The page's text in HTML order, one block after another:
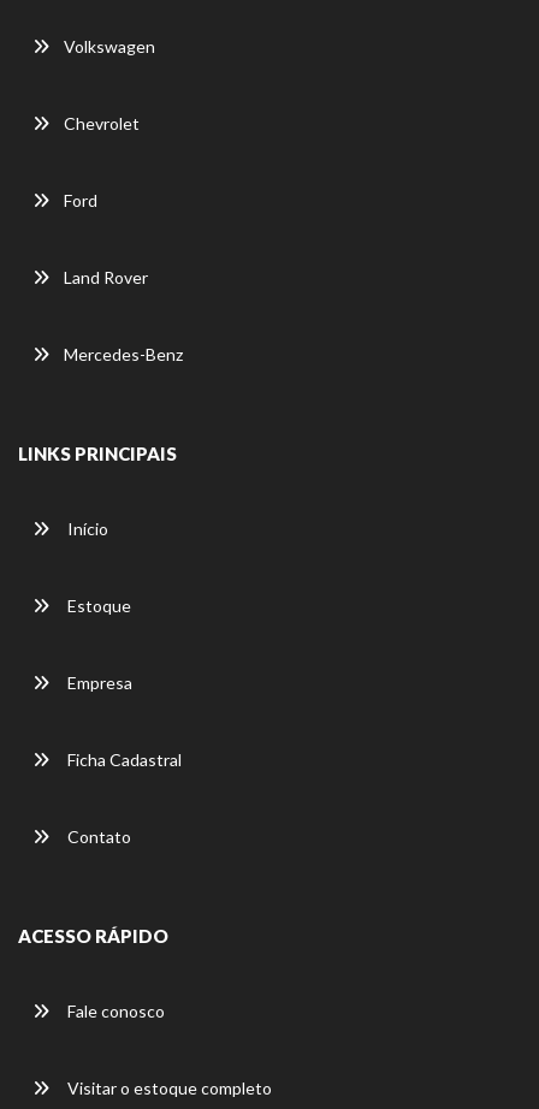
Volkswagen
Chevrolet
Ford
Land Rover
Mercedes-Benz
LINKS PRINCIPAIS
Início
Estoque
Empresa
Ficha Cadastral
Contato
ACESSO RÁPIDO
Fale conosco
Visitar o estoque completo